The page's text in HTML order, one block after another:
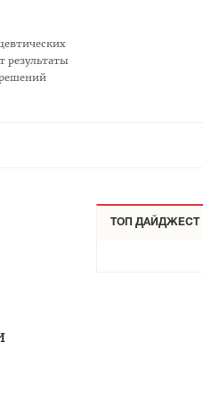
результаты
ТОП ДАЙДЖЕСТ